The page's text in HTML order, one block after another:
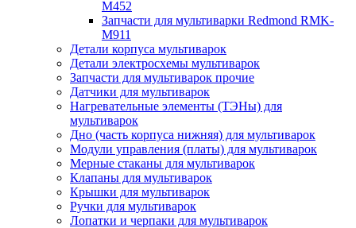
M452
Запчасти для мультиварки Redmond RMK-
M911
Детали корпуса мультиварок
Детали электросхемы мультиварок
Запчасти для мультиварок прочие
Датчики для мультиварок
Нагревательные элементы (ТЭНы) для
мультиварок
Дно (часть корпуса нижняя) для мультиварок
Модули управления (платы) для мультиварок
Мерные стаканы для мультиварок
Клапаны для мультиварок
Крышки для мультиварок
Ручки для мультиварок
Лопатки и черпаки для мультиварок